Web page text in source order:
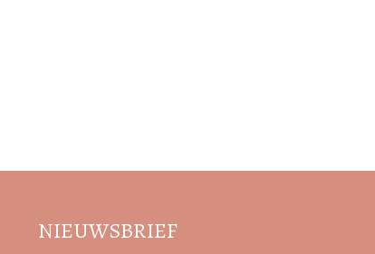
NIEUWSBRIEF